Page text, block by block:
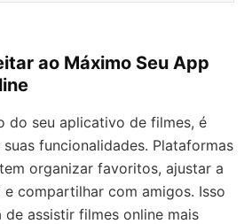
ao Máximo Seu App
do seu aplicativo de filmes, é
funcionalidades. Plataformas
organizar favoritos, ajustar a
compartilhar com amigos. Isso
assistir filmes online mais